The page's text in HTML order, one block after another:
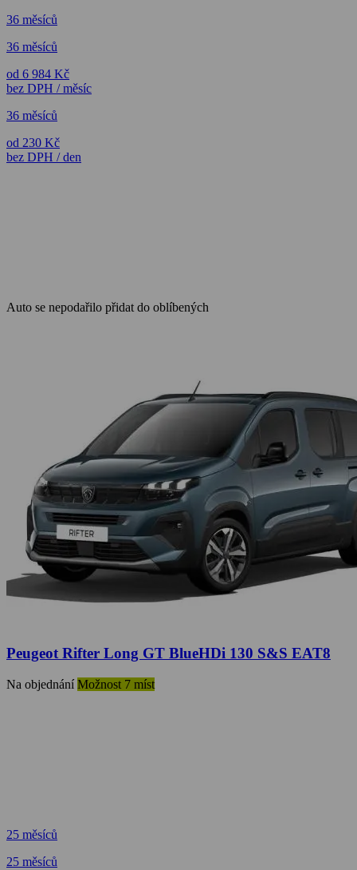
36 měsíců
36 měsíců
od 6 984 Kč
bez DPH / měsíc
36 měsíců
od 230 Kč
bez DPH / den
Auto se nepodařilo přidat do oblíbených
Peugeot Rifter Long GT BlueHDi 130 S&S EAT8
Na objednání Možnost 7 míst
25 měsíců
25 měsíců